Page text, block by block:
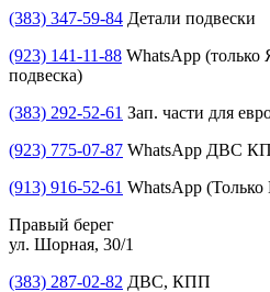
(383) 347-59-84 Детали подвески
(923) 141-11-88 WhatsApp (только
подвеска)
(383) 292-52-61 Зап. части для
(923) 775-07-87 WhatsApp ДВС
(913) 916-52-61 WhatsApp
Правый берег
ул. Шорная, 30/1
(383) 287-02-82 ДВС, КПП